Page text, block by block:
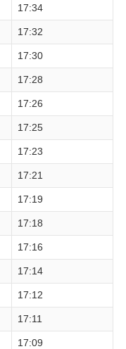
17:34
17:32
17:30
17:28
17:26
17:25
17:23
17:21
17:19
17:18
17:16
17:14
17:12
17:11
17:09